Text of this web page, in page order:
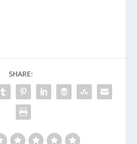
SHARE: